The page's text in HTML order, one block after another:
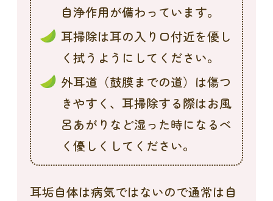
自浄作用が備わっています。
耳掃除は耳の入り口付近を優し
く拭うようにしてください。
外耳道（鼓膜までの道）は傷つ
きやすく、耳掃除する際はお風
呂あがりなど湿った時になるべ
く優しくしてください。
耳垢自体は病気ではないので通常は自